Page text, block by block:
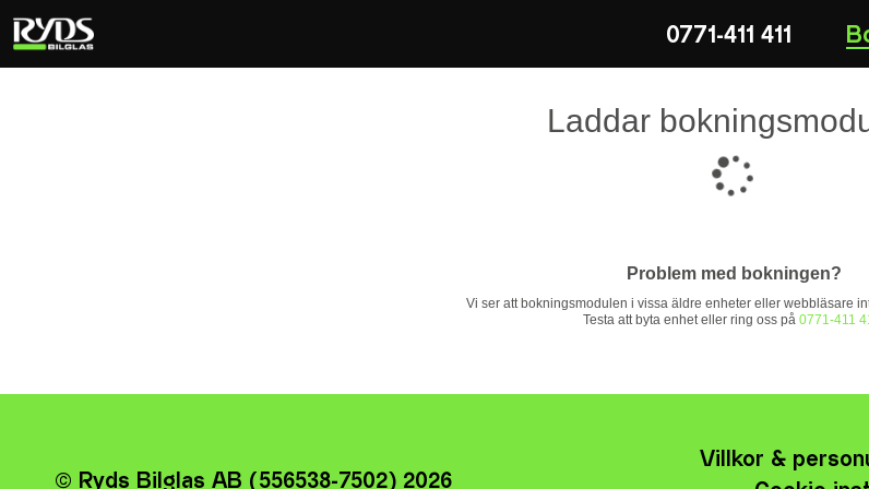
0771-411 411
Laddar
Problem med bokningen?
Vi ser att bokningsmodulen i vissa äldre enheter eller webbläsare
Testa att byta enhet eller ring oss på 0771-411
© Ryds Bilglas AB (556538-7502) 2026
Villkor &